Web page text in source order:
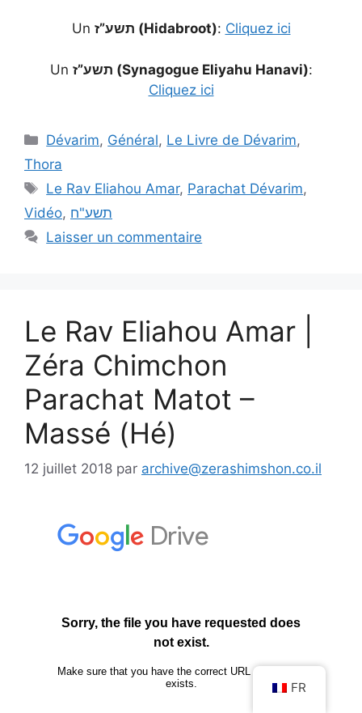
Un תשע”ז (Hidabroot): Cliquez ici
Un תשע”ז (Synagogue Eliyahu Hanavi):
Cliquez ici
Dévarim, Général, Le Livre de Dévarim,
Thora
Le Rav Eliahou Amar, Parachat Dévarim,
Vidéo, תשע"ח
Laisser un commentaire
Le Rav Eliahou Amar |
Zéra Chimchon
Parachat Matot –
Massé (Hé)
12 juillet 2018 par archive@zerashimshon.co.il
FR